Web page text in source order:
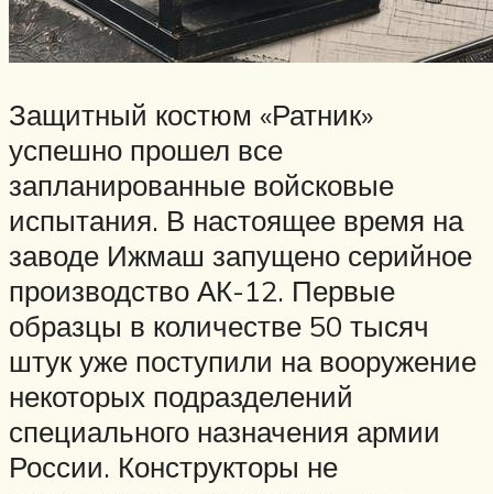
Защитный костюм «Ратник»
успешно прошел все
запланированные войсковые
испытания. В настоящее время на
заводе Ижмаш запущено серийное
производство АК-12. Первые
образцы в количестве 50 тысяч
штук уже поступили на вооружение
некоторых подразделений
специального назначения армии
России. Конструкторы не